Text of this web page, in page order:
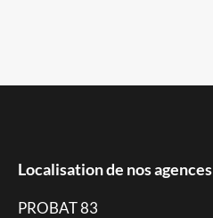
Localisation de nos agences
PROBAT 83